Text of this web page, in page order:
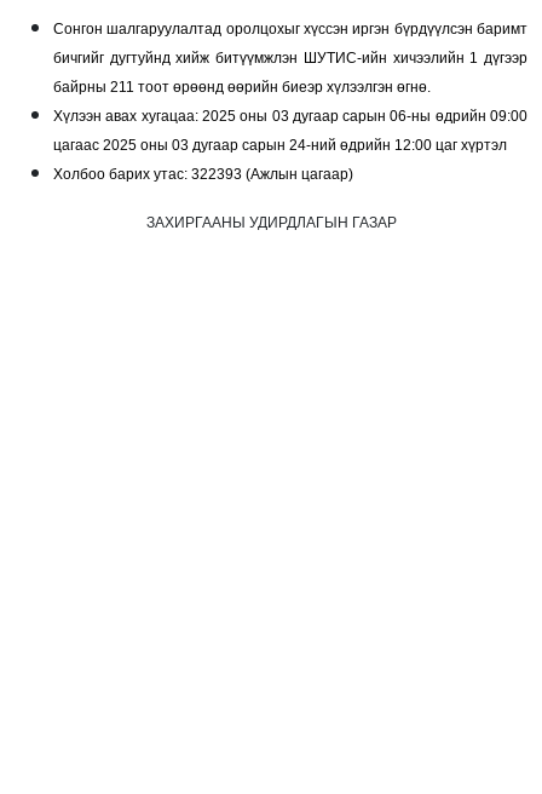
Сонгон шалгаруулалтад оролцохыг хүссэн иргэн бүрдүүлсэн баримт
бичгийг дугтуйнд хийж битүүмжлэн ШУТИС-ийн хичээлийн 1 дүгээр
байрны 211 тоот өрөөнд өөрийн биеэр хүлээлгэн өгнө.
Хүлээн авах хугацаа: 2025 оны 03 дугаар сарын 06-ны өдрийн 09:00
цагаас 2025 оны 03 дугаар сарын 24-ний өдрийн 12:00 цаг хүртэл
Холбоо барих утас: 322393 (Ажлын цагаар)
ЗАХИРГААНЫ УДИРДЛАГЫН ГАЗАР